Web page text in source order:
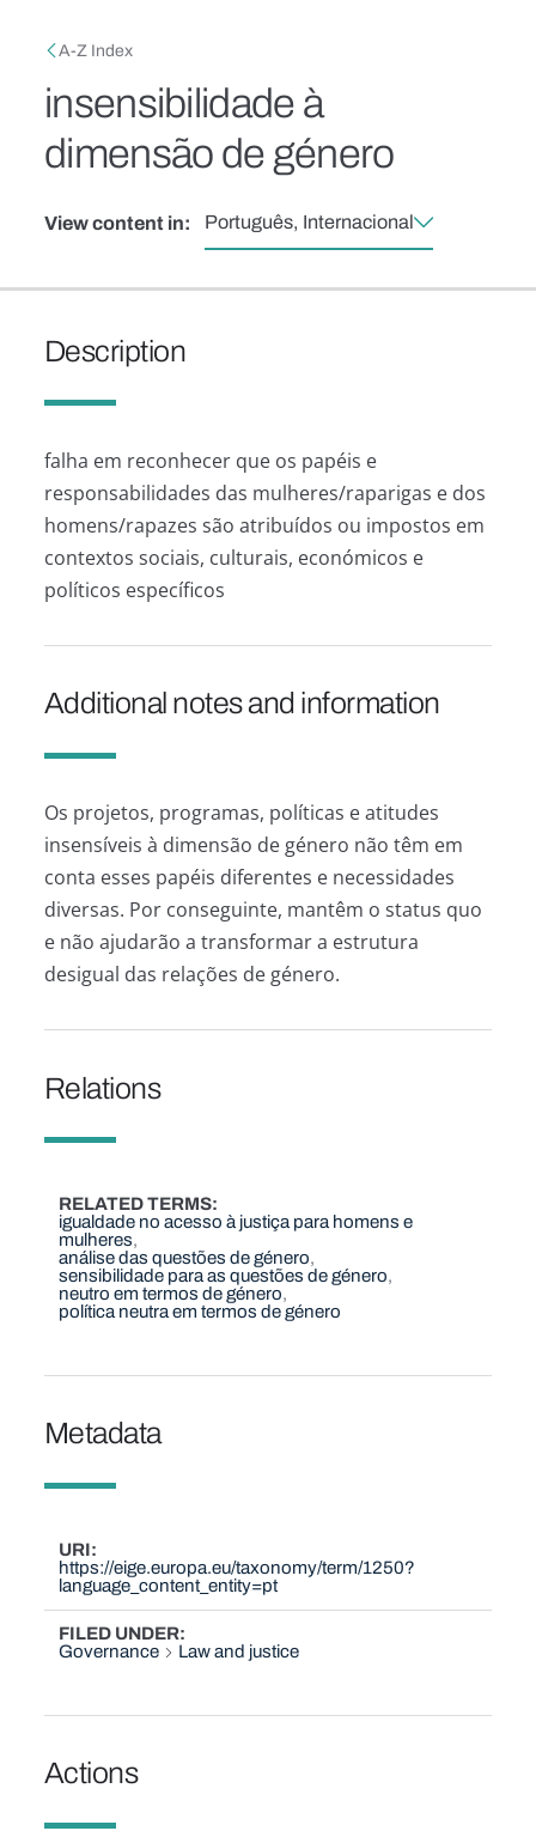
Breadcrumb
A-Z Index
insensibilidade à
dimensão de género
View content in: Português, Internacional
Description
falha em reconhecer que os papéis e
responsabilidades das mulheres/raparigas e dos
homens/rapazes são atribuídos ou impostos em
contextos sociais, culturais, económicos e
políticos específicos
Additional notes and information
Os projetos, programas, políticas e atitudes
insensíveis à dimensão de género não têm em
conta esses papéis diferentes e necessidades
diversas. Por conseguinte, mantêm o status quo
e não ajudarão a transformar a estrutura
desigual das relações de género.
Relations
RELATED TERMS
igualdade no acesso à justiça para homens e
mulheres
análise das questões de género
sensibilidade para as questões de género
neutro em termos de género
política neutra em termos de género
Metadata
URI
https://eige.europa.eu/taxonomy/term/1250?
language_content_entity=pt
FILED UNDER
Governance
Law and justice
Actions